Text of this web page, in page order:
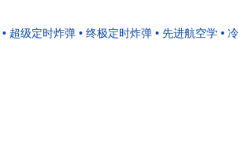
• 超级定时炸弹 • 终极定时炸弹 • 先进航空学 •